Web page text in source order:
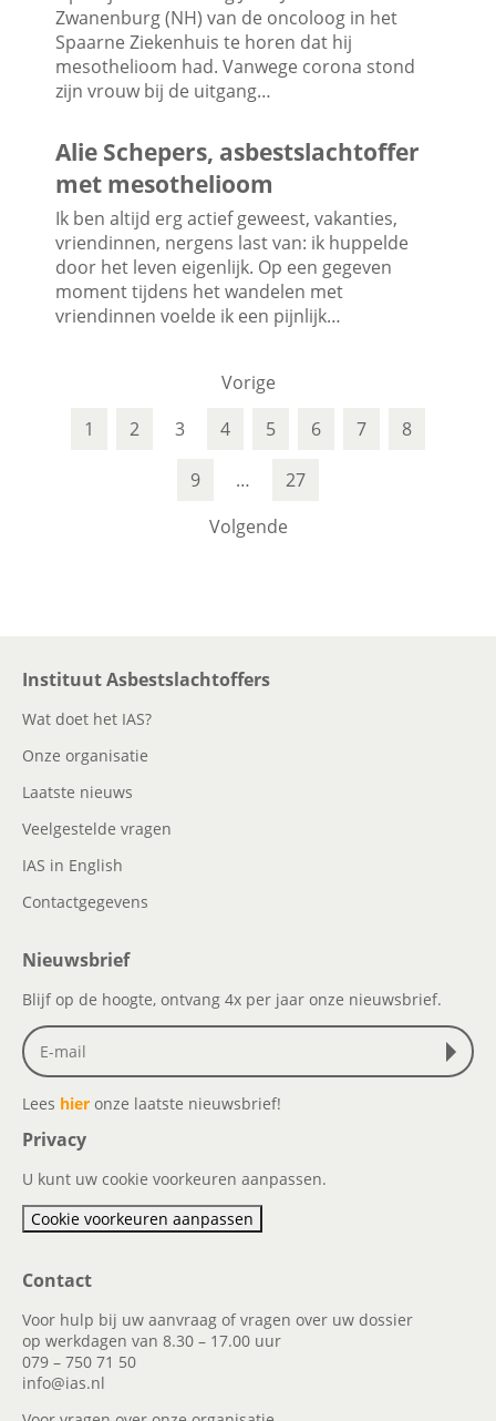
Zwanenburg (NH) van de oncoloog in het
Spaarne Ziekenhuis te horen dat hij
mesothelioom had. Vanwege corona stond
zijn vrouw bij de uitgang…
Alie Schepers, asbestslachtoffer
met mesothelioom
Ik ben altijd erg actief geweest, vakanties,
vriendinnen, nergens last van: ik huppelde
door het leven eigenlijk. Op een gegeven
moment tijdens het wandelen met
vriendinnen voelde ik een pijnlijk…
Vorige
1
2 3 4 5 6 7 8
9 …
27
Volgende
Instituut Asbestslachtoffers
Wat doet het IAS?
Onze organisatie
Laatste nieuws
Veelgestelde vragen
IAS in English
Contactgegevens
Nieuwsbrief
Blijf op de hoogte, ontvang 4x per jaar onze nieuwsbrief.
Lees hier onze laatste nieuwsbrief!
Privacy
U kunt uw cookie voorkeuren aanpassen.
Cookie voorkeuren aanpassen
Contact
Voor hulp bij uw aanvraag of vragen over uw dossier
op werkdagen van 8.30 – 17.00 uur
079 – 750 71 50
info@ias.nl